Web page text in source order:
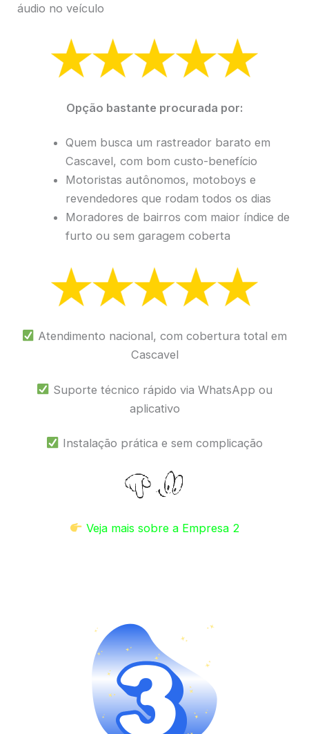
áudio no veículo
Opção bastante procurada por:
Quem busca um rastreador barato em
Cascavel, com bom custo-benefício
Motoristas autônomos, motoboys e
revendedores que rodam todos os dias
Moradores de bairros com maior índice de
furto ou sem garagem coberta
Atendimento nacional, com cobertura total em
Cascavel
Suporte técnico rápido via WhatsApp ou
aplicativo
Instalação prática e sem complicação
Veja mais sobre a Empresa 2